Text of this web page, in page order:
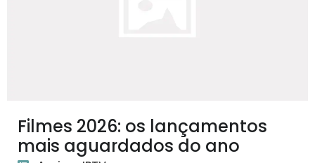
Filmes 2026: os lançamentos
mais aguardados do ano